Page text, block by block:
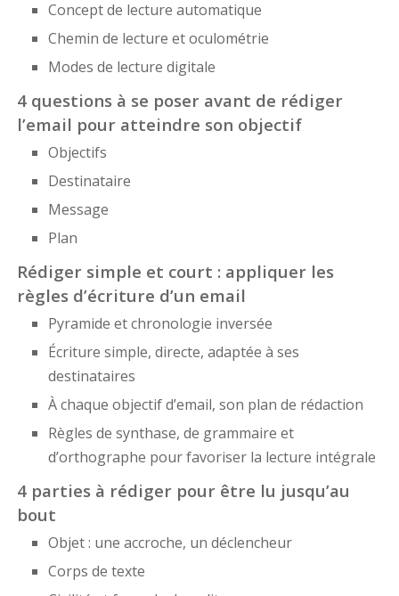
Concept de lecture automatique
Chemin de lecture et oculométrie
Modes de lecture digitale
4 questions à se poser avant de rédiger
l’email pour atteindre son objectif
Objectifs
Destinataire
Message
Plan
Rédiger simple et court : appliquer les
règles d’écriture d’un email
Pyramide et chronologie inversée
Écriture simple, directe, adaptée à ses
destinataires
À chaque objectif d’email, son plan de rédaction
Règles de synthase, de grammaire et
d’orthographe pour favoriser la lecture intégrale
4 parties à rédiger pour être lu jusqu’au
bout
Objet : une accroche, un déclencheur
Corps de texte